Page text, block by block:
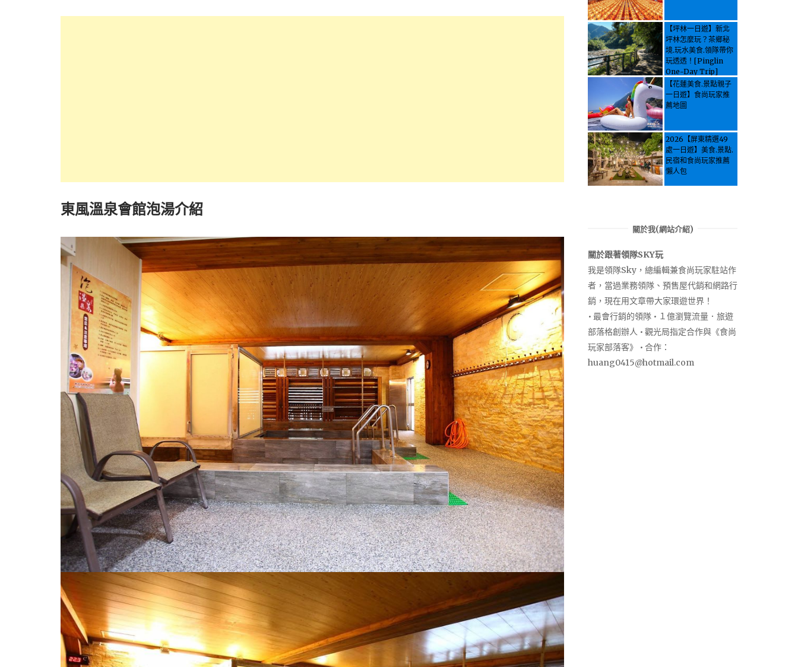
東風溫泉會館泡湯介紹
【坪林一日遊】新北
坪林怎麼玩？茶鄉秘
境.玩水美食.領隊帶你
玩透透！[Pinglin
One-Day Trip]
How to explore
Pinglin, New
Taipei? Tea Village
Let the guide take
you through it all!
【花蓮美食.景點親子
一日遊】食尚玩家推
薦地圖
2026【屏東精選49
處一日遊】美食.景點.
民宿和食尚玩家推薦
懶人包
關於我(網站介紹)
關於跟著領隊SKY玩
我是領隊Sky，總編輯兼食尚玩家駐站作
者，當過業務領隊、預售屋代銷和網路行
銷，現在用文章帶大家環遊世界！
• 最會行銷的領隊 • １億瀏覽流量．旅遊
部落格創辦人 • 觀光局指定合作與《食尚
玩家部落客》 • 合作：
huang0415@hotmail.com